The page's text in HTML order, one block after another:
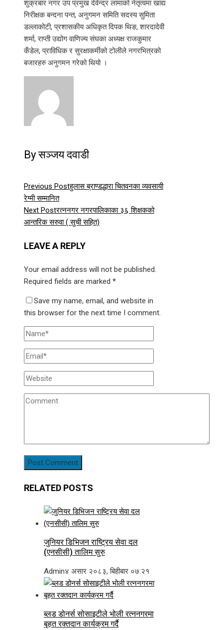
शुक्रबार नगर उप प्रमुख देवेन्द्र लामाको नेतृत्वमा खाद्य
निरीक्षक बन्दना पन्त, अनुगमन समिति सदस्य सुमिता
डल्लाकोटी, प्रशासकीय अधिकृत दिपक थिङ, शारदादेवी
शर्मा, राप्ती उद्योग वाणिज्य संघका अध्यक्ष राजकुमार
कँडेल, प्राविधिक र सुरक्षाकर्मीको टोलीले नगरभित्रको
बजारहरु अनुगमन गरेको थियो ।
By सञ्जय दवाडी
Previous Postहुलास ब्राण्डद्धारा चितवनका व्यवसायी
रेग्मी सम्मानित
Next Postरत्ननगर नगरपालिकाका ३६ शिक्षकको
आन्तरिक सरुवा ( सुची सहित)
LEAVE A REPLY
Your email address will not be published.
Required fields are marked *
Save my name, email, and website in
this browser for the next time I comment.
RELATED POSTS
जुनियर डिभिजन राष्ट्रिय सेवा दल
(एनसीसी) तालिम सुरु
Admin४ असार २०८३, बिहीबार ०७:२१
ब्लड डोनर्स सोसाइटीले भोली रत्ननगरमा
बृहत रक्तदान कार्यक्रम गर्दै